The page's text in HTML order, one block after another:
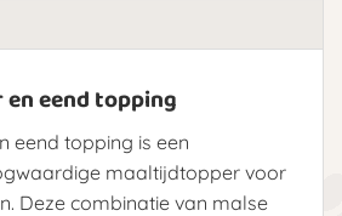
eend topping
eend topping is een
maaltijdtopper voor
Deze combinatie van malse